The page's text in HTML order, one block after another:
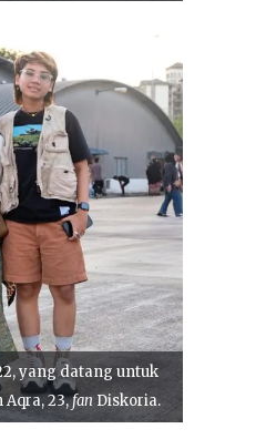
yang datang untuk
Aqra, 23,fan Diskoria.